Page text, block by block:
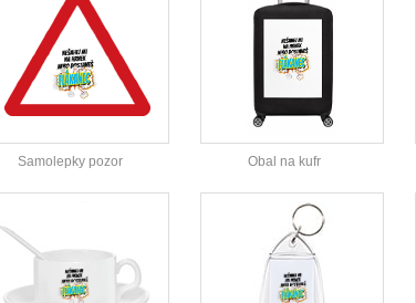
Samolepky pozor Obal na kufr